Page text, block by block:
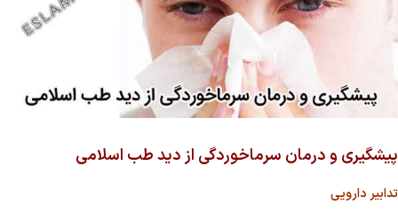
پیشگیری و درمان سرماخوردگی از دید طب اسلامی
تدابیر دارویی